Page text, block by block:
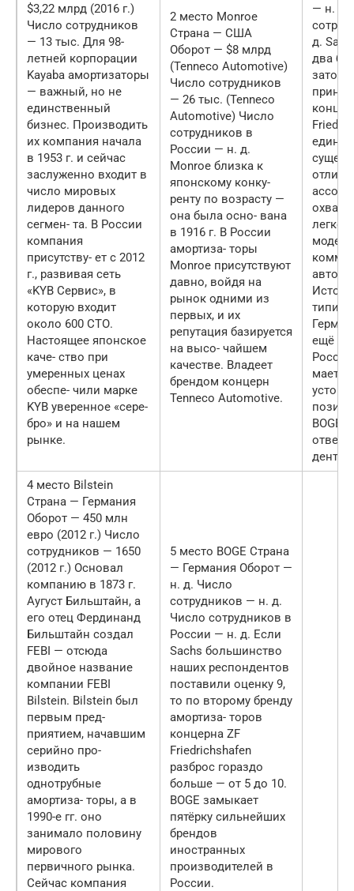
$3,22 млрд (2016 г.)
Число сотрудников
— 13 тыс. Для 98-
летней корпорации
Kayaba амортизаторы
— важный, но не
единственный
бизнес. Производить
их компания начала
в 1953 г. и сейчас
заслуженно входит в
число мировых
лидеров данного
сегмен- та. В России
компания
присутству- ет с 2012
г., развивая сеть
«KYB Сервис», в
которую входит
около 600 СТО.
Настоящее японское
каче- ство при
умеренных ценах
обеспе- чили марке
KYB уверенное «сере-
бро» и на нашем
рынке.
2 место Monroe
Страна — США
Оборот — $8 млрд
(Tenneco Automotive)
Число сотрудников
— 26 тыс. (Tenneco
Automotive) Число
сотрудников в
России — н. д.
Monroe близка к
японскому конку-
ренту по возрасту —
она была осно- вана
в 1916 г. В России
амортиза- торы
Monroe присутствуют
давно, войдя на
рынок одними из
первых, и их
репутация базируется
на высо- чайшем
качестве. Владеет
брендом концерн
Tenneco Automotive.
— н. д.
д.
два
ещё с
мает
BOGE,
дентов
4 место Bilstein
Страна — Германия
Оборот — 450 млн
евро (2012 г.) Число
сотрудников — 1650
(2012 г.) Основал
компанию в 1873 г.
Аугуст Бильштайн, а
его отец Фердинанд
Бильштайн создал
FEBI — отсюда
двойное название
компании FEBI
Bilstein. Bilstein был
первым пред-
приятием, начавшим
серийно про-
изводить
однотрубные
амортиза- торы, а в
1990-е гг. оно
занимало половину
мирового
первичного рынка.
Сейчас компания
5 место BOGE Страна
— Германия Оборот —
н. д. Число
сотрудников — н. д.
Число сотрудников в
России — н. д. Если
Sachs большинство
наших респондентов
поставили оценку 9,
то по второму бренду
амортиза- торов
концерна ZF
Friedrichshafen
разброс гораздо
больше — от 5 до 10.
BOGE замыкает
пятёрку сильнейших
брендов
иностранных
производителей в
России.